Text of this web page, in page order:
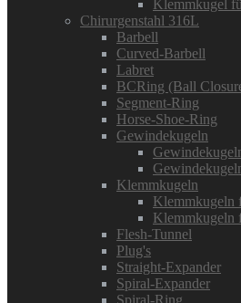
Klemmkugel
Chirurgenstahl 316L
Barbell
Curved-Barbell
Labret
BCRing (Ball
Segment-Ring
Horse-Shoe-Ring
Gewindekugeln
Klemmkugeln
Klemmkugeln
Klemmkugeln
Flesh-Tunnel
Plug's
Straight-Expander
Spiral-Expander
Spiral-Ring